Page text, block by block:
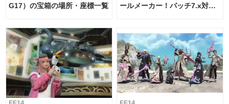
G17）の宝箱の場所・座標一覧
ールメーカー！パッチ7.x対応